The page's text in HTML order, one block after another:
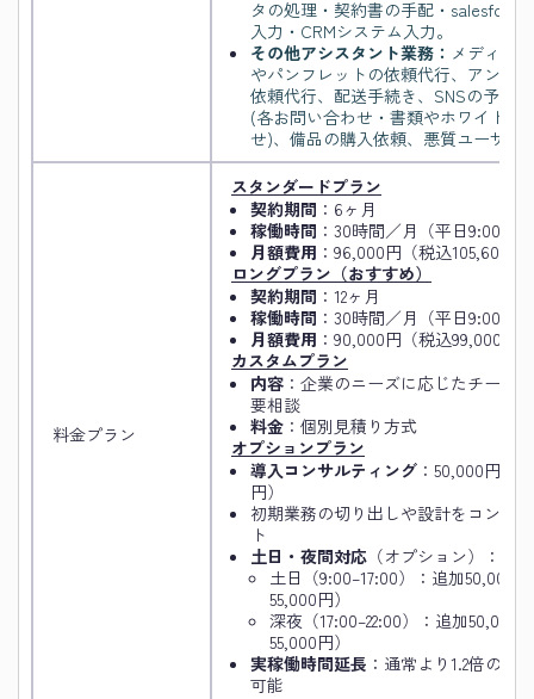
タの処理・契約書の手配・
入力・CRMシステム入力。
その他アシスタント業務： メディア
やパンフレットの依頼代行、アンケ
依頼代行、配送手続き、SNSの予約
(各お問い合わせ・書類やホワイトペ
せ)、備品の購入依頼、悪質ユーザへ
料金プラン
スタンダードプラン
契約期間 ：6ヶ月
稼働時間 ：30時間／月（平日
月額費用 ：96,000円（税込105,600円
ロングプラン（おすすめ）
契約期間 ：12ヶ月
稼働時間 ：30時間／月（平日
月額費用 ：90,000円（税込99,000円）
カスタムプラン
内容 ：企業のニーズに応じたチーム
要相談
料金 ：個別見積り方式
オプションプラン
導入コンサルティング ：50,000円／
円）
初期業務の切り出しや設計をコンサ
ト
土日・夜間対応 （オプション）：
土日（9:00–17:00）：追加50,000
55,000円）
深夜（17:00–22:00）：追加50,000
55,000円）
実稼働時間延長 ：通常より1.2倍の割
可能